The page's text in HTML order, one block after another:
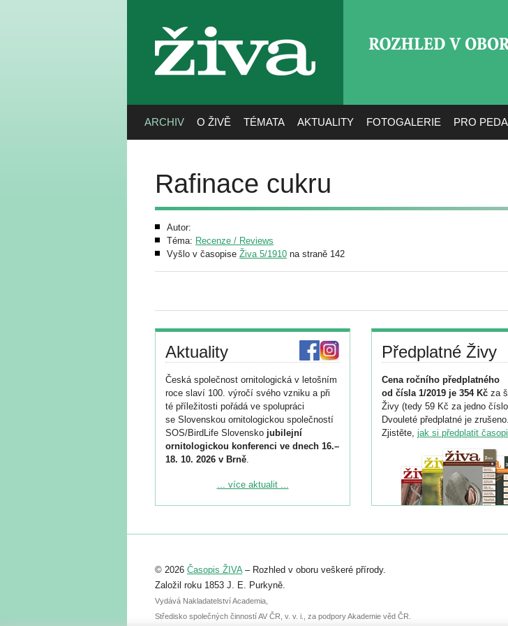
živa
ARCHIV O ŽIVĚ TÉMATA AKTUALITY FOTOGALERIE PRO
Rafinace cukru
Autor:
Téma: Recenze / Reviews
Vyšlo v časopise Živa 5/1910 na straně 142
Aktuality
Česká společnost ornitologická v letošním
roce slaví 100. výročí svého vzniku a při
té příležitosti pořádá ve spolupráci
se Slovenskou ornitologickou společností
SOS/BirdLife Slovensko jubilejní
ornitologickou konferenci ve dnech 16.–
18. 10. 2026 v Brně.
Podrobnější informace ke konferenci
Registrovat se můžete do 6. září.
abstraktu přihlášené přednášky nebo
posteru je už 30. června.
... více aktualit ...
Předplatné Živy
Cena ročního předplatného
od čísla 1/2019 je 354 Kč za
Živy (tedy 59 Kč za jedno
Dvouleté předplatné je zrušeno.
Zjistěte, jak si předplatit
© 2026 Časopis ŽIVA– Rozhled v oboru veškeré přírody.
Založil roku 1853 J. E. Purkyně.
Vydává Nakladatelství Academia,
Středisko společných činností AV ČR, v. v. i., za podpory Akademie věd ČR.